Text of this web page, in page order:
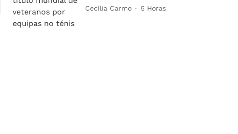
Cecília Carmo 5 Horas